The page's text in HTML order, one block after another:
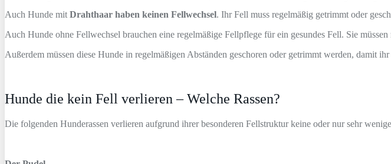
Auch Hunde mit Drahthaar haben keinen Fellwechsel. Ihr Fell muss regelmäßig getrimmt oder
Auch Hunde ohne Fellwechsel brauchen eine regelmäßige Fellpflege für ein gesundes Fell. Sie
Außerdem müssen diese Hunde in regelmäßigen Abständen geschoren oder getrimmt werden, damit
Hunde die kein Fell verlieren – Welche Rassen?
Die folgenden Hunderassen verlieren aufgrund ihrer besonderen Fellstruktur keine oder nur sehr